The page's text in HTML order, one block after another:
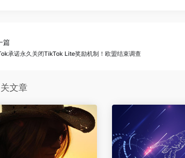
篇
承诺永久关闭TikTok Lite奖励机制！欧盟结束调查
文章